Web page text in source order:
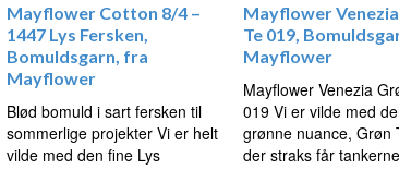
Mayflower Cotton 8/4 –
1447 Lys Fersken,
Bomuldsgarn, fra
Mayflower
Blød bomuld i sart fersken til
sommerlige projekter Vi er helt
vilde med den fine Lys
Mayflower
Te 019,
Mayflower
Mayflower Venezia
019 Vi er vilde med
grønne nuance, Grøn
der straks får